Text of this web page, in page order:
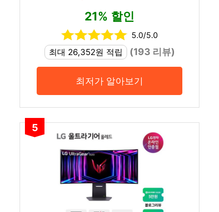
21% 할인
5.0/5.0
최대 26,352원 적립
(193 리뷰)
최저가 알아보기
5